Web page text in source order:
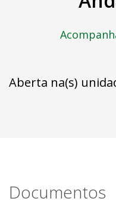
Aberta na(s)
Documentos